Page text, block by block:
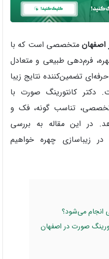
اصفهانمتخصصی است که با
فرم‌دهی طبیعی و متعادل
تضمین‌کننده نتایج زیبا
دکتر کانتورینگ صورت با
تناسب گونه، فک و
در این مقاله به بررسی
در زیباسازی چهره خواهیم
انجام می‌شود؟
صورت در اصفهان